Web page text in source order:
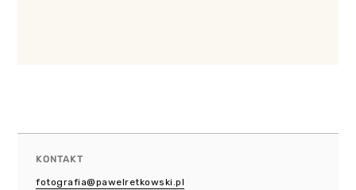
KONTAKT
fotografia@pawelretkowski.pl